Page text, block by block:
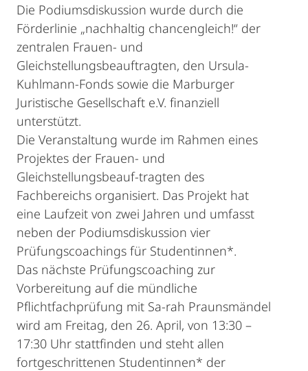
Die Podiumsdiskussion wurde durch die
Förderlinie „nachhaltig chancengleich!“ der
zentralen Frauen- und
Gleichstellungsbeauftragten, den Ursula-
Kuhlmann-Fonds sowie die Marburger
Juristische Gesellschaft e.V. finanziell
unterstützt.
Die Veranstaltung wurde im Rahmen eines
Projektes der Frauen- und
Gleichstellungsbeauf-tragten des
Fachbereichs organisiert. Das Projekt hat
eine Laufzeit von zwei Jahren und umfasst
neben der Podiumsdiskussion vier
Prüfungscoachings für Studentinnen*.
Das nächste Prüfungscoaching zur
Vorbereitung auf die mündliche
Pflichtfachprüfung mit Sa-rah Praunsmändel
wird am Freitag, den 26. April, von 13:30 –
17:30 Uhr stattfinden und steht allen
fortgeschrittenen Studentinnen* der